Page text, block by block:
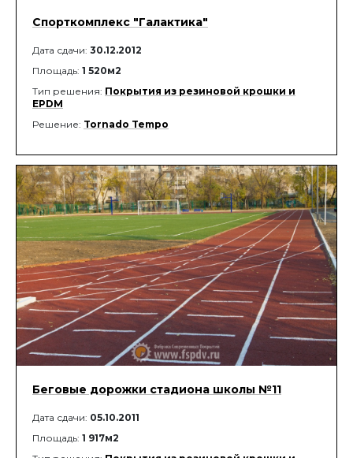
Спорткомплекс "Галактика"
Дата сдачи: 30.12.2012
Площадь: 1 520м2
Тип решения: Покрытия из резиновой крошки и
EPDM
Решение: Tornado Tempo
Беговые дорожки стадиона школы №11
Дата сдачи: 05.10.2011
Площадь: 1 917м2